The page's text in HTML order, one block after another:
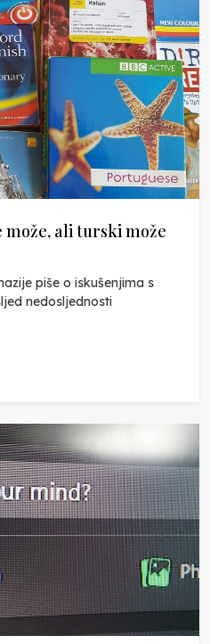
ali turski može
piše o iskušenjima s
nedosljednosti